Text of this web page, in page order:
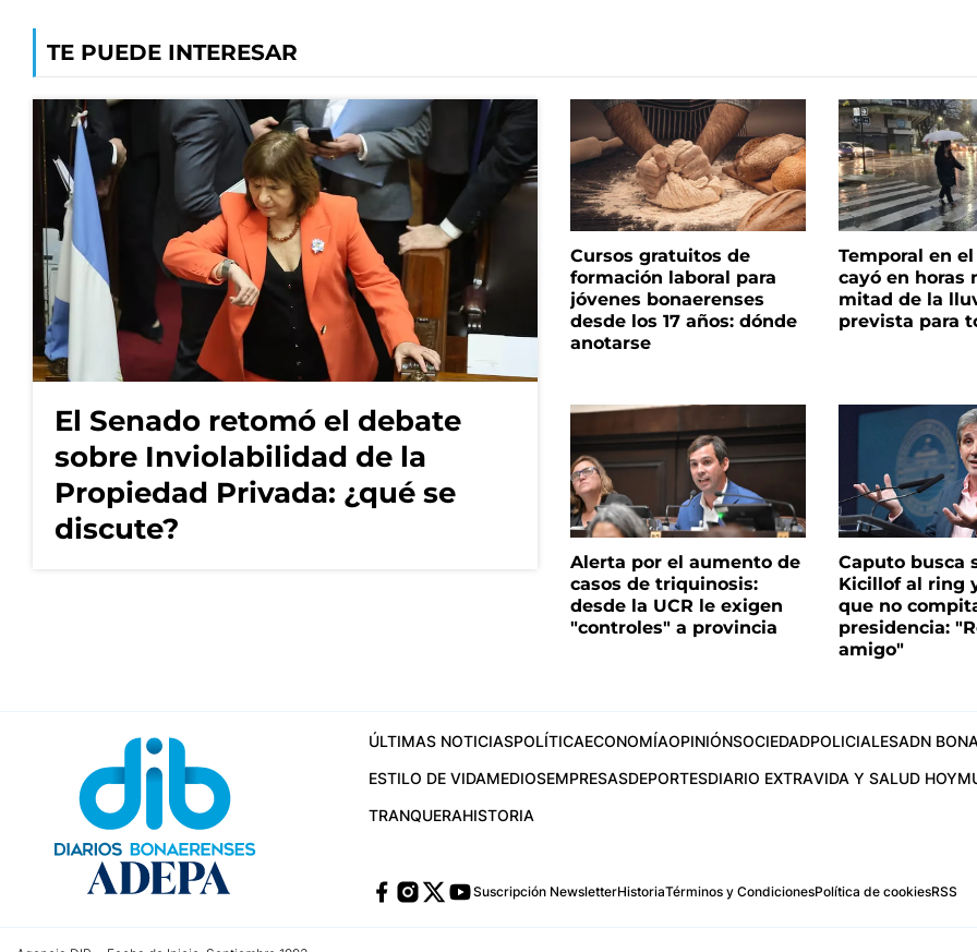
TE PUEDE INTERESAR
El Senado retomó el debate
sobre Inviolabilidad de la
Propiedad Privada: ¿qué se
discute?
Cursos gratuitos de
formación laboral para
jóvenes bonaerenses
desde los 17 años: dónde
anotarse
Temporal en el
cayó en horas
mitad de la
prevista para
Alerta por el aumento de
casos de triquinosis:
desde la UCR le exigen
"controles" a provincia
Caputo busca
Kicillof al ring
que no
presidencia:
amigo"
ÚLTIMAS NOTICIASPOLÍTICAECONOMÍAOPINIÓNSOCIEDADPOLICIALESADN
ESTILO DE VIDAMEDIOSEMPRESASDEPORTESDIARIO EXTRAVIDA Y SALUD HOY
TRANQUERAHISTORIA
Suscripción NewsletterHistoriaTérminos y CondicionesPolítica de cookiesRSS